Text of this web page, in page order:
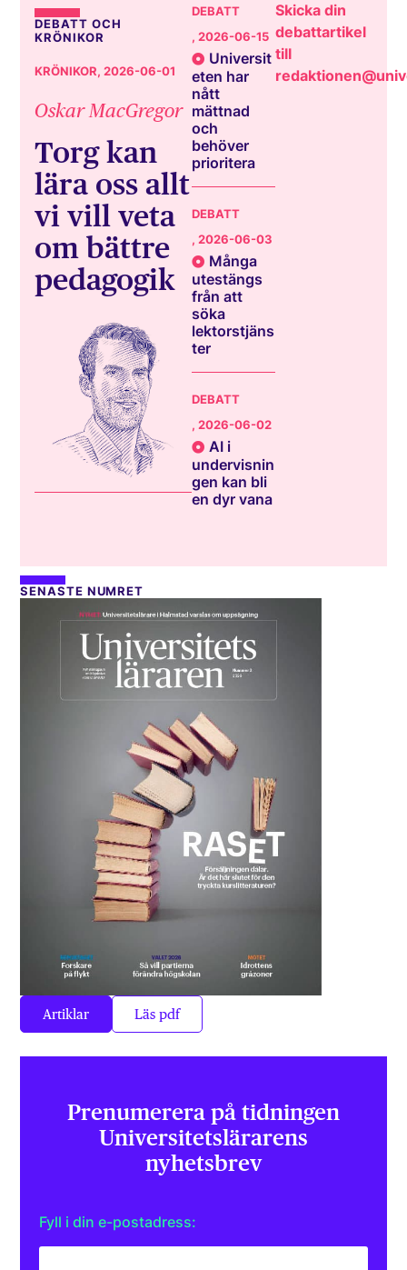
DEBATT OCH
KRÖNIKOR
KRÖNIKOR, 2026-06-01
Oskar MacGregor
Torg kan
lära oss allt
vi vill veta
om bättre
pedagogik
DEBATT
, 2026-06-15
Universit
eten har
nått
mättnad
och
behöver
prioritera
DEBATT
, 2026-06-03
Många
utestängs
från att
söka
lektorstjäns
ter
DEBATT
, 2026-06-02
AI i
undervisnin
gen kan bli
en dyr vana
Skicka din
debattartikel
till
SENASTE NUMRET
Artiklar Läs pdf
Prenumerera på tidningen
Universitets­lärarens
nyhetsbrev
Fyll i din e-postadress: